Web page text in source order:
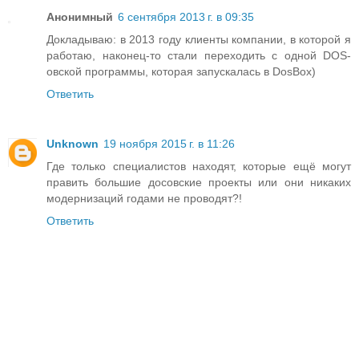
Анонимный 6 сентября 2013 г. в 09:35
Докладываю: в 2013 году клиенты компании, в которой я
работаю, наконец-то стали переходить с одной DOS-
овской программы, которая запускалась в DosBox)
Ответить
Unknown 19 ноября 2015 г. в 11:26
Где только специалистов находят, которые ещё могут
править большие досовские проекты или они никаких
модернизаций годами не проводят?!
Ответить